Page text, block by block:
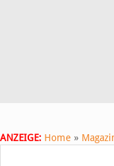
ANZEIGE: Home »